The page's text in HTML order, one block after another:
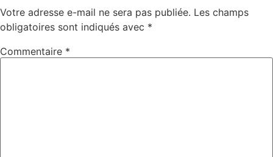
Votre adresse e-mail ne sera pas publiée. Les champs
obligatoires sont indiqués avec *
Commentaire *